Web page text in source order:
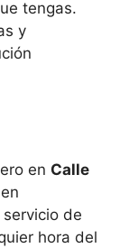
tengas.
y
en Calle
de
hora del